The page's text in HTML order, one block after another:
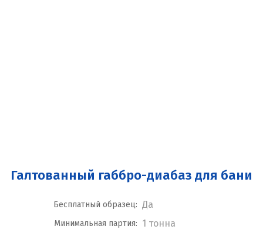
Галтованный габбро-диабаз для бани
Бесплатный образец: Да
Минимальная партия: 1 тонна